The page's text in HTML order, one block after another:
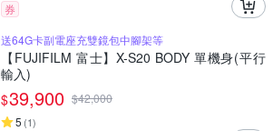
券
送64G卡副電座充雙鏡包中腳架等
【FUJIFILM 富士】X-S20 BODY 單機身(平行
輸入)
$39,900 $42,000
5 (1)